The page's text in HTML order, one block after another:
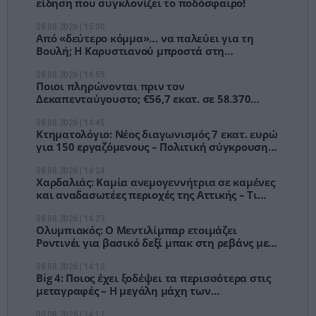
Από «δεύτερο κόμμα»… να παλεύει για τη
Βουλή; Η Καρυστιανού μπροστά στη
Ποιοι πληρώνονται πριν τον
Δεκαπενταύγουστο; €56,7 εκατ. σε 58.370
Κτηματολόγιο: Νέος διαγωνισμός 7 εκατ. ευρώ
για 150 εργαζόμενους – Πολιτική σύγκρουση
Χαρδαλιάς: Καμία ανεμογεννήτρια σε καμένες
και αναδασωτέες περιοχές της Αττικής – Τι
Ολυμπιακός: Ο Μεντιλίμπαρ ετοιμάζει
Ροντινέι για βασικό δεξί μπακ στη ρεβάνς με
Big 4: Ποιος έχει ξοδέψει τα περισσότερα στις
μεταγραφές – Η μεγάλη μάχη των